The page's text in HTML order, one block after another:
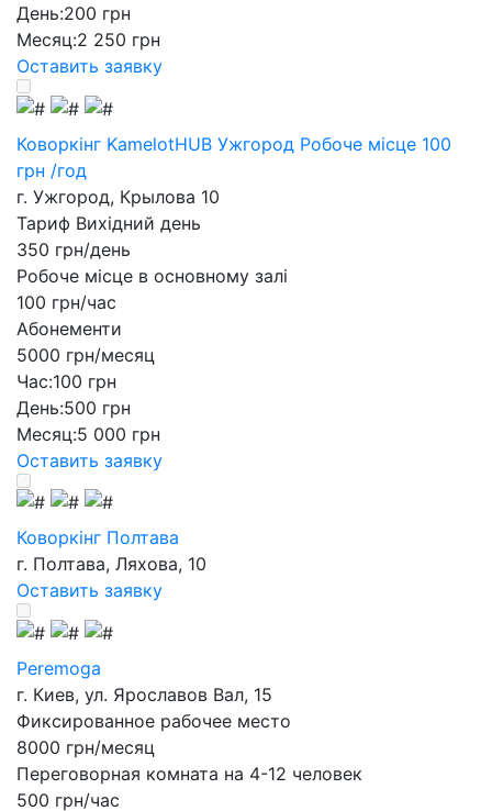
День:200 грн
Месяц:2 250 грн
Оставить заявку
Коворкінг KamelotHUB Ужгород Робоче місце 100
грн /год
г. Ужгород, Крылова 10
Тариф Вихідний день
350 грн/день
Робоче місце в основному залі
100 грн/час
Абонементи
5000 грн/месяц
Час:100 грн
День:500 грн
Месяц:5 000 грн
Оставить заявку
Коворкінг Полтава
г. Полтава, Ляхова, 10
Оставить заявку
Peremoga
г. Киев, ул. Ярославов Вал, 15
Фиксированное рабочее место
8000 грн/месяц
Переговорная комната на 4-12 человек
500 грн/час